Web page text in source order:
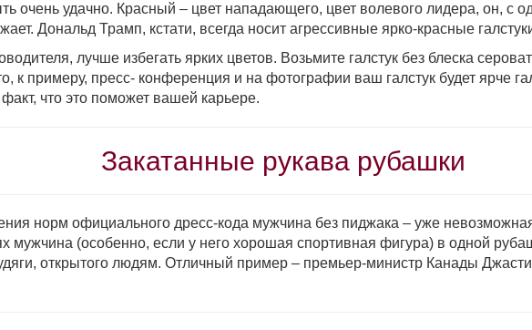
очень удачно. Красный – цвет нападающего, цвет волевого лидера, он, с
Дональд Трамп, кстати, всегда носит агрессивные ярко-красные
лучше избегать ярких цветов. Возьмите галстук без блеска
к примеру, пресс- конференция и на фотографии ваш галстук будет ярче
что это поможет вашей карьере.
Закатанные рукава рубашки
норм офи­циального дресс-кода мужчина без пиджака – уже невозможная
мужчина (особенно, если у него хорошая спортивная фигура) в одной
открытого людям. Отлич­ный пример – премьер-министр Канады